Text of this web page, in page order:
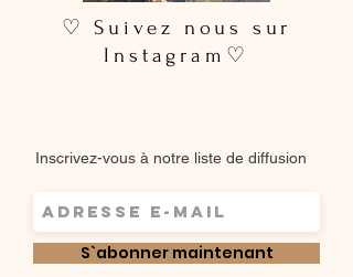
♡ Suivez nous sur
Instagram♡
Inscrivez-vous à notre liste de diffusion
S`abonner maintenant